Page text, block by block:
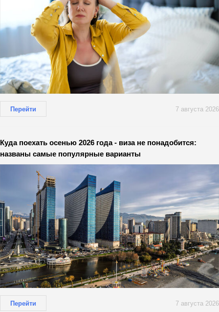
Перейти 7 августа 2026
Куда поехать осенью 2026 года - виза не понадобится:
названы самые популярные варианты
Перейти 7 августа 2026